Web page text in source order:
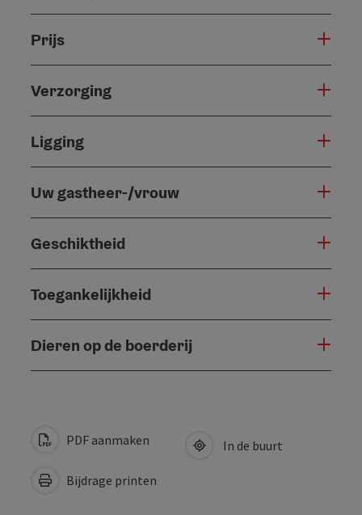
Prijs
Verzorging
Ligging
Uw gastheer-/vrouw
Geschiktheid
Toegankelijkheid
Dieren op de boerderij
PDF aanmaken
Bijdrage printen
In de buurt